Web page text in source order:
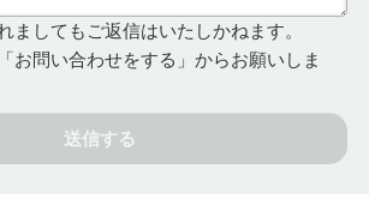
ましてもご返信はいたしかねます。
お問い合わせをする」からお願いしま
送信する